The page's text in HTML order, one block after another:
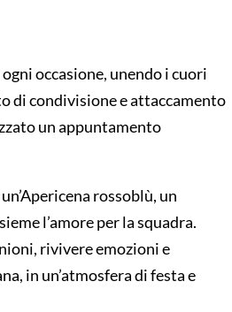
occasione, unendo i cuori
di condivisione e attaccamento
un appuntamento
rossoblù, un
l’amore per la squadra.
rivivere emozioni e
in un’atmosfera di festa e